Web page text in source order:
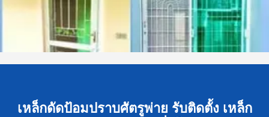
เหล็กดัดป้อมปราบศัตรูพ่าย รับติดตั้ง เหล็ก